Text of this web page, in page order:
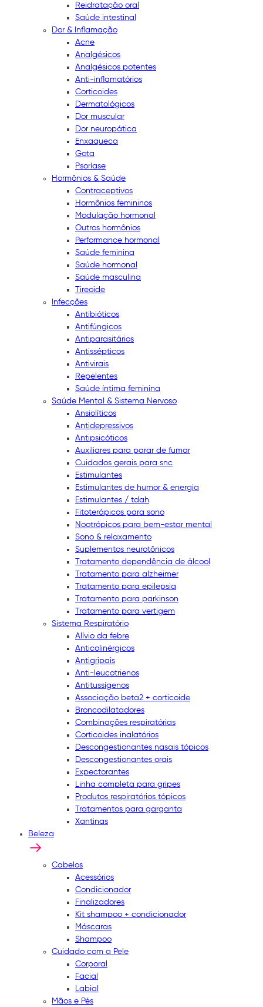
Reidratação oral
Saúde intestinal
Dor & Inflamação
Acne
Analgésicos
Analgésicos potentes
Anti-inflamatórios
Corticoides
Dermatológicos
Dor muscular
Dor neuropática
Enxaqueca
Gota
Psoríase
Hormônios & Saúde
Contraceptivos
Hormônios femininos
Modulação hormonal
Outros hormônios
Performance hormonal
Saúde feminina
Saúde hormonal
Saúde masculina
Tireoide
Infecções
Antibióticos
Antifúngicos
Antiparasitários
Antissépticos
Antivirais
Repelentes
Saúde íntima feminina
Saúde Mental & Sistema Nervoso
Ansiolíticos
Antidepressivos
Antipsicóticos
Auxiliares para parar de fumar
Cuidados gerais para snc
Estimulantes
Estimulantes de humor & energia
Estimulantes / tdah
Fitoterápicos para sono
Nootrópicos para bem-estar mental
Sono & relaxamento
Suplementos neurotônicos
Tratamento dependência de álcool
Tratamento para alzheimer
Tratamento para epilepsia
Tratamento para parkinson
Tratamento para vertigem
Sistema Respiratório
Alívio da febre
Anticolinérgicos
Antigripais
Anti-leucotrienos
Antitussígenos
Associação beta2 + corticoide
Broncodilatadores
Combinações respiratórias
Corticoides inalatórios
Descongestionantes nasais tópicos
Descongestionantes orais
Expectorantes
Linha completa para gripes
Produtos respiratórios tópicos
Tratamentos para garganta
Xantinas
Beleza
Cabelos
Acessórios
Condicionador
Finalizadores
Kit shampoo + condicionador
Máscaras
Shampoo
Cuidado com a Pele
Corporal
Facial
Labial
Mãos e Pés